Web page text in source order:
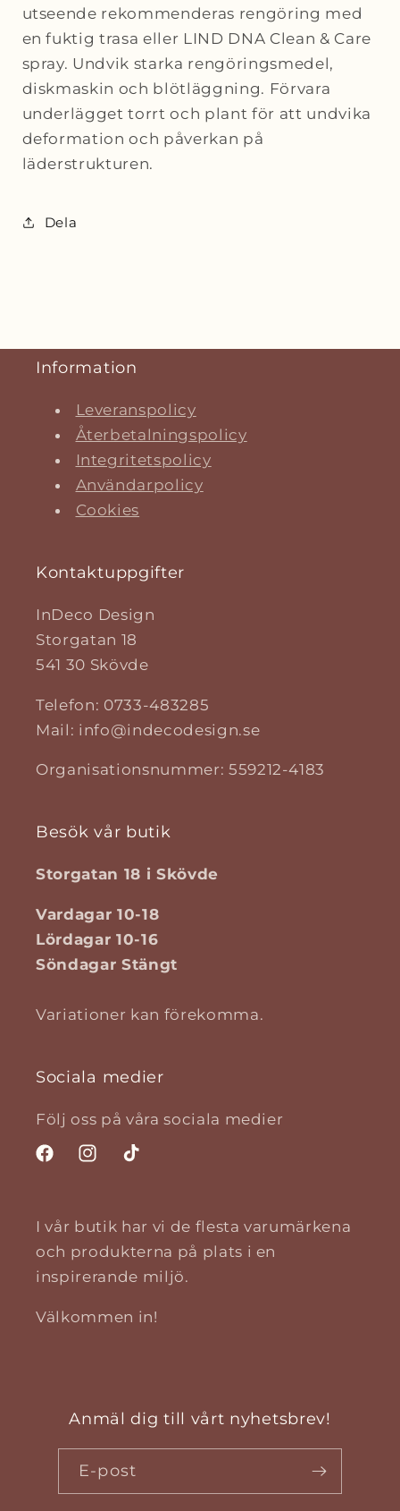
utseende rekommenderas rengöring med
en fuktig trasa eller LIND DNA Clean & Care
spray. Undvik starka rengöringsmedel,
diskmaskin och blötläggning. Förvara
underlägget torrt och plant för att undvika
deformation och påverkan på
läderstrukturen.
Dela
Information
Leveranspolicy
Återbetalningspolicy
Integritetspolicy
Användarpolicy
Cookies
Kontaktuppgifter
InDeco Design
Storgatan 18
541 30 Skövde
Telefon: 0733-483285
Mail: info@indecodesign.se
Organisationsnummer: 559212-4183
Besök vår butik
Storgatan 18 i Skövde
Vardagar 10-18
Lördagar 10-16
Söndagar Stängt
Variationer kan förekomma.
Sociala medier
Följ oss på våra sociala medier
FacebookInstagramTikTok
I vår butik har vi de flesta varumärkena
och produkterna på plats i en
inspirerande miljö.
Välkommen in!
Anmäl dig till vårt nyhetsbrev!
E-post